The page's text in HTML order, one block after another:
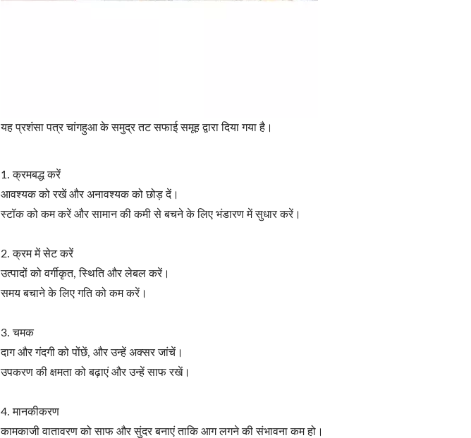
यह प्रशंसा पत्र चांगहुआ के समुद्र तट सफाई समूह द्वारा दिया गया है।
1. क्रमबद्ध करें
आवश्यक को रखें और अनावश्यक को छोड़ दें।
स्टॉक को कम करें और सामान की कमी से बचने के लिए भंडारण में सुधार करें।
2. क्रम में सेट करें
उत्पादों को वर्गीकृत, स्थिति और लेबल करें।
समय बचाने के लिए गति को कम करें।
3. चमक
दाग और गंदगी को पोंछें, और उन्हें अक्सर जांचें।
उपकरण की क्षमता को बढ़ाएं और उन्हें साफ रखें।
4. मानकीकरण
कामकाजी वातावरण को साफ और सुंदर बनाएं ताकि आग लगने की संभावना कम हो।